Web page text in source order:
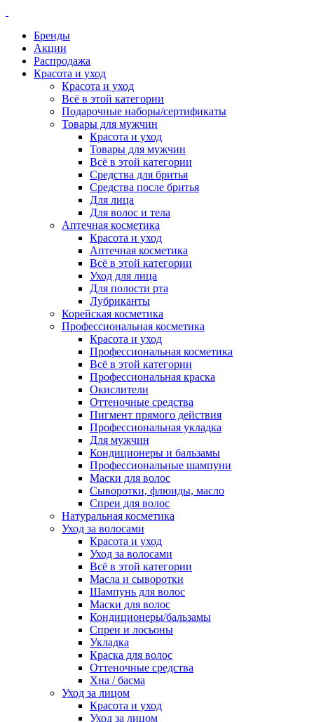
Бренды
Акции
Распродажа
Красота и уход
Красота и уход
Всё в этой категории
Подарочные наборы/сертификаты
Товары для мужчин
Красота и уход
Товары для мужчин
Всё в этой категории
Средства для бритья
Средства после бритья
Для лица
Для волос и тела
Аптечная косметика
Красота и уход
Аптечная косметика
Всё в этой категории
Уход для лица
Для полости рта
Лубриканты
Корейская косметика
Профессиональная косметика
Красота и уход
Профессиональная косметика
Всё в этой категории
Профессиональная краска
Окислители
Оттеночные средства
Пигмент прямого действия
Профессиональная укладка
Для мужчин
Кондиционеры и бальзамы
Профессиональные шампуни
Маски для волос
Сыворотки, флюиды, масло
Спреи для волос
Натуральная косметика
Уход за волосами
Красота и уход
Уход за волосами
Всё в этой категории
Масла и сыворотки
Шампунь для волос
Маски для волос
Кондиционеры/бальзамы
Спреи и лосьоны
Укладка
Краска для волос
Оттеночные средства
Хна / басма
Уход за лицом
Красота и уход
Уход за лицом